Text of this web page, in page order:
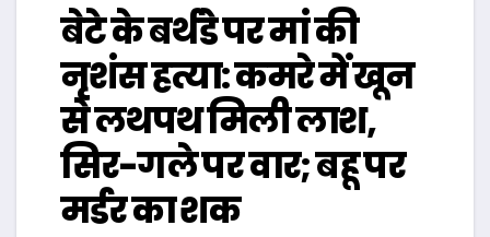
बेटे के बर्थडे पर मां की
नृशंस हत्या: कमरे में खून
से लथपथ मिली लाश,
सिर-गले पर वार; बहू पर
मर्डर का शक